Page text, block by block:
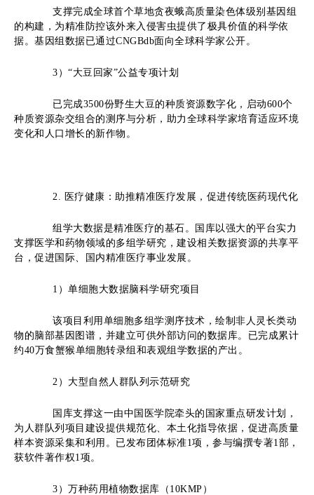
支撑完成全球首个草地贪夜蛾高质量染色体级别基因组
的构建，为精准防控该外来入侵害虫提供了极具价值的科学依
据。基因组数据已通过CNGBdb面向全球科学家公开。
3 ） “大豆回家”公益专项计划
已完成3500份野生大豆的种质资源数字化，启动600个
种质资源杂交组合的测序与分析，助力全球科学家培育适应环境
变化和人口增长的新作物。
2. 医疗健康 ： 助推精准医疗发展 ， 促进传统医药现代化
组学大数据是精准医疗的基石。国库以强大的平台实力
支撑医学和药物领域的多组学研究，建设相关数据资源的共享平
台，促进国际、国内精准医疗事业发展。
1 ） 单细胞大数据脑科学研究项目
该项目利用单细胞多组学测序技术，绘制非人灵长类动
物的脑部基因图谱，并建立可供外部访问的数据库。已完成累计
约40万食蟹猴单细胞转录组和表观组学数据的产出。
2 ） 大型自然人群队列示范研究
国库支撑这一由中国医学院牵头的国家重点研发计划，
为人群队列项目建设提供规范化、本土化指导依据，促进高质量
样本资源采集和利用。已发布团体标准1项，参与编撰专著1部，
获软件著作权1项。
3 ） 万种药用植物数据库（10KMP）